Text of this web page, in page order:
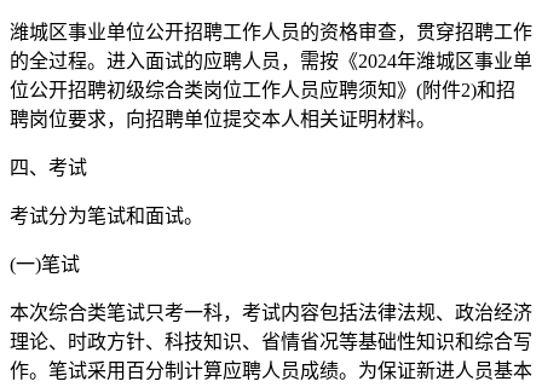
潍城区事业单位公开招聘工作人员的资格审查，贯穿招聘工作
的全过程。进入面试的应聘人员，需按《2024年潍城区事业单
位公开招聘初级综合类岗位工作人员应聘须知》(附件2)和招
聘岗位要求，向招聘单位提交本人相关证明材料。
四、考试
考试分为笔试和面试。
(一)笔试
本次综合类笔试只考一科，考试内容包括法律法规、政治经济
理论、时政方针、科技知识、省情省况等基础性知识和综合写
作。笔试采用百分制计算应聘人员成绩。为保证新进人员基本